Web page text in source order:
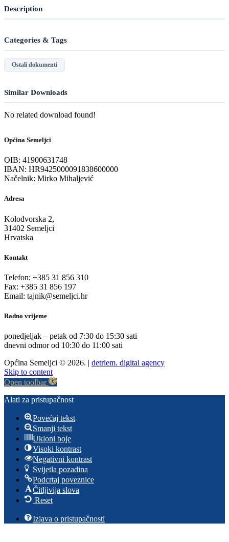
Description
Categories & Tags
Ostali dokumenti
Similar Downloads
No related download found!
Općina Semeljci
OIB: 41900631748
IBAN: HR9425000091838600000
Načelnik: Mirko Mihaljević
Adresa
Kolodvorska 2,
31402 Semeljci
Hrvatska
Kontakt
Telefon: +385 31 856 310
Fax: +385 31 856 197
Email: tajnik@semeljci.hr
Radno vrijeme
ponedjeljak – petak od 7:30 do 15:30 sati
dnevni odmor od 10:30 do 11:00 sati
Općina Semeljci © 2026. | detriem. digital agency
Skip to content
Open toolbar
Alati za pristupačnost
Povećaj tekst
Smanji tekst
Ukloni boje
Visoki kontrast
Negativni kontrast
Svijetla pozadina
Podcrtaj poveznice
Čitljivija slova
Reset
Izjava o pristupačnosti